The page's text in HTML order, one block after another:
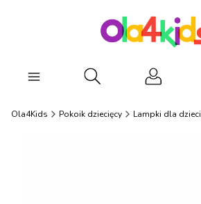
Otwórz wyszukiwarkę
Ola4Kids Pokoik dziecięcy Lampki dla dzieci